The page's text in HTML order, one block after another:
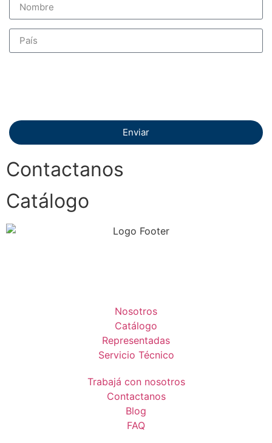
Enviar
Contactanos
Catálogo
Nosotros
Catálogo
Representadas
Servicio Técnico
Trabajá con nosotros
Contactanos
Blog
FAQ